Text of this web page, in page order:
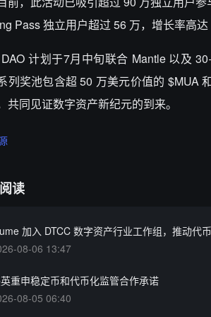
Pass 独立用户超过 56 万，增长率高
计划于7月中旬联合 Mantle 以及
列奖池包含超 50 万美元价值的 $MUA
共同见证数字资产新纪元的到来。
读
加入 DTCC 数字资产行业工作组，推动代
08-06 13:47
重申稳定币和代币化监管合作承诺
08-05 06:40